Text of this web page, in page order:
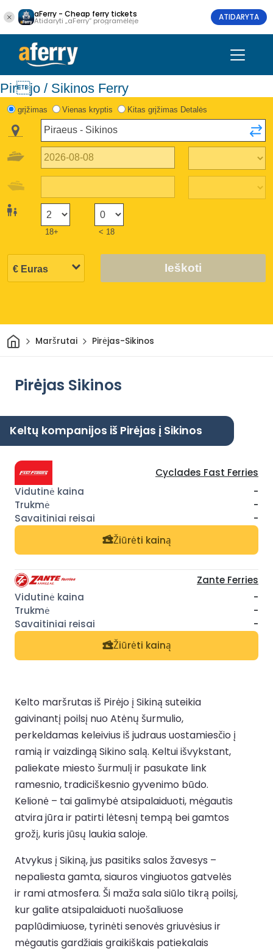
aFerry - Cheap ferry tickets
Atidaryti „aFerry“ programėlėje ATIDARYTA
Pirjo / Sikinos Ferry
grįžimas Vienas kryptis Kitas grįžimas Detalės
18+ < 18
Ieškoti
Pradžia
Maršrutai Pirėjas-Sikinos
Pirėjas Sikinos
Keltų kompanijos iš Pirėjas į Sikinos
Cyclades Fast Ferries
-
-
-
Žiūrėti kainą
Zante Ferries
-
-
-
Žiūrėti kainą
Kelto maršrutas iš Pirėjo į Sikiną suteikia
gaivinantį poilsį nuo Atėnų šurmulio,
perkeldamas keleivius iš judraus uostamiesčio į
ramią ir vaizdingą Sikino salą. Keltui išvykstant,
paliekate miesto šurmulį ir pasukate link
ramesnio, tradiciškesnio gyvenimo būdo.
Kelionė – tai galimybė atsipalaiduoti, mėgautis
atvira jūra ir patirti lėtesnį tempą bei gamtos
grožį, kuris jūsų laukia saloje.
Atvykus į Sikiną, jus pasitiks salos žavesys –
nepaliesta gamta, siauros vingiuotos gatvelės
ir rami atmosfera. Ši maža sala siūlo tikrą poilsį,
kur galite atsipalaiduoti nuošaliuose
paplūdimiuose, tyrinėti senovės griuvėsius ir
mėgautis gardžiais graikiškais patiekalais